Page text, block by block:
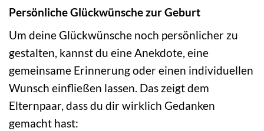
Persönliche Glückwünsche zur Geburt
Um deine Glückwünsche noch persönlicher zu
gestalten, kannst du eine Anekdote, eine
gemeinsame Erinnerung oder einen individuellen
Wunsch einfließen lassen. Das zeigt dem
Elternpaar, dass du dir wirklich Gedanken
gemacht hast: